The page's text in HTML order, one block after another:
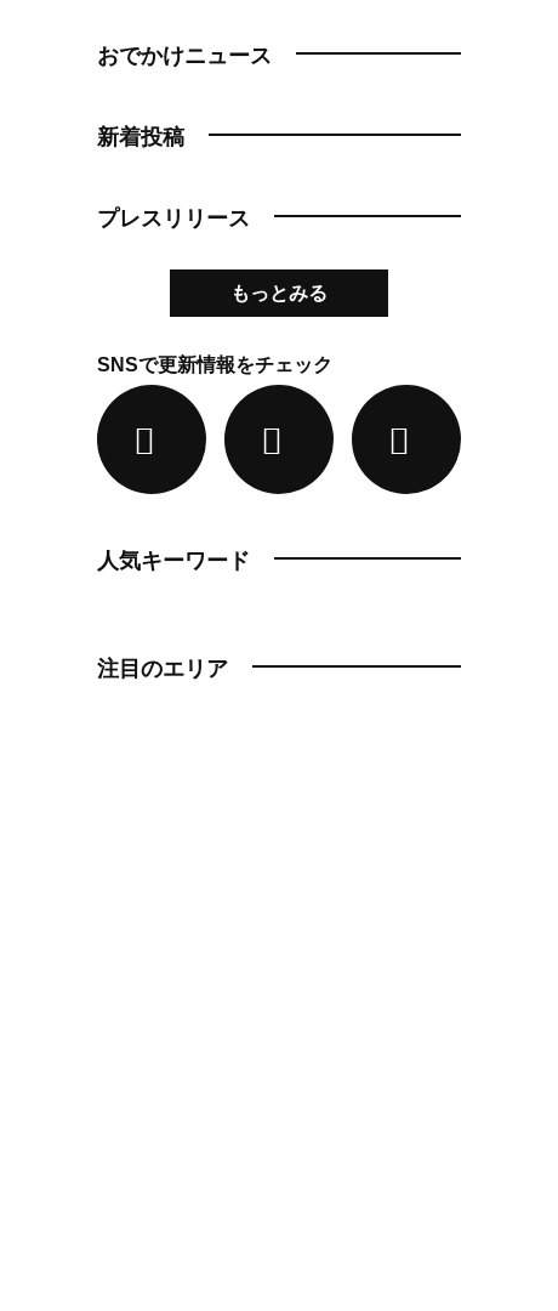
おでかけニュース
新着投稿
プレスリリース
もっとみる
SNSで更新情報をチェック
人気キーワード
注目のエリア